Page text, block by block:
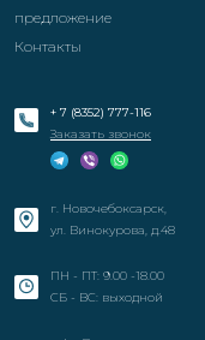
предложение
Контакты
+ 7 (8352) 777-116
Заказать звонок
г. Новочебоксарск,
ул. Винокурова, д.48
ПН - ПТ: 9.00 -18.00
СБ - ВС: выходной